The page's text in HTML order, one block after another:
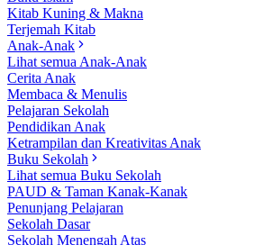
Kitab Kuning & Makna
Terjemah Kitab
Anak-Anak
Lihat semua Anak-Anak
Cerita Anak
Membaca & Menulis
Pelajaran Sekolah
Pendidikan Anak
Ketrampilan dan Kreativitas Anak
Buku Sekolah
Lihat semua Buku Sekolah
PAUD & Taman Kanak-Kanak
Penunjang Pelajaran
Sekolah Dasar
Sekolah Menengah Atas